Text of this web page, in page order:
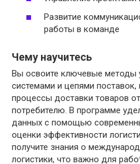
Развитие
работы в команде
Чему научитесь
Вы освоите ключевые методы
системами и цепями поставок,
процессы доставки товаров
потребителю. В программе
данных с помощью
оценки эффективности
получите знания о
логистики, что важно для